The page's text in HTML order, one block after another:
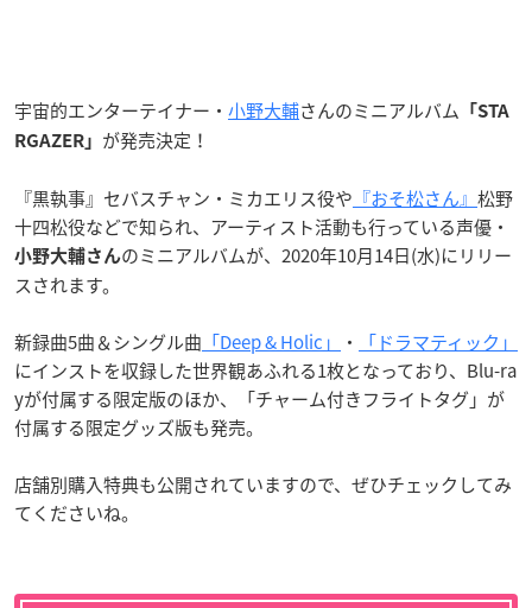
宇宙的エンターテイナー・ 小野大輔さんのミニアルバム 「STA
RGAZER」 が発売決定！
『黒執事』セバスチャン・ミカエリス役や 『おそ松さん』 松野
十四松役などで知られ、アーティスト活動も行っている声優・
小野大輔さんのミニアルバムが、2020年10月14日(水)にリリー
スされます。
新録曲5曲＆シングル曲 「Deep & Holic」 ・
「ドラマティック」
にインストを収録した世界観あふれる1枚となっており、Blu-ra
yが付属する限定版のほか、「チャーム付きフライトタグ」が
付属する限定グッズ版も発売。
店舗別購入特典も公開されていますので、ぜひチェックしてみ
てくださいね。